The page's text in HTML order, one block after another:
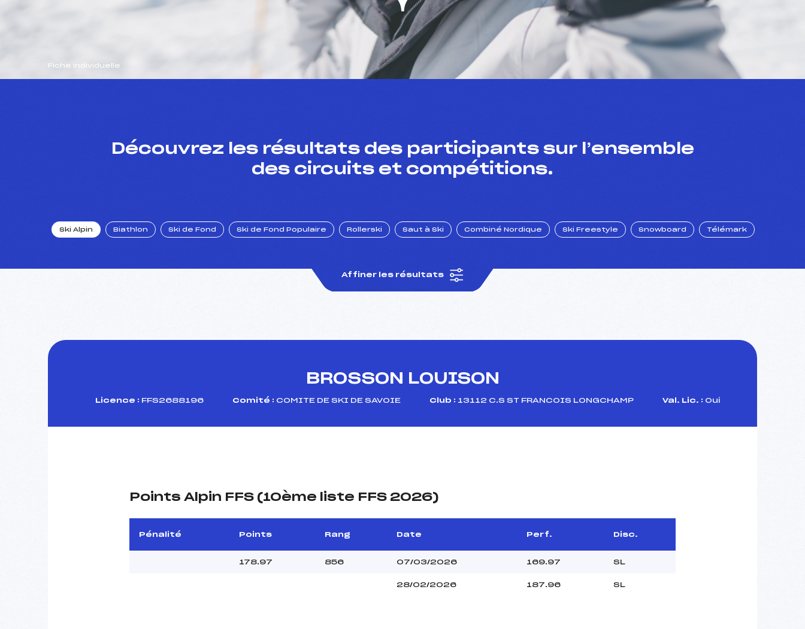
Fiche individuelle
Découvrez les résultats des participants sur l’ensemble
des circuits et compétitions.
Ski Alpin Biathlon Ski de Fond Ski de Fond Populaire Rollerski Saut à Ski Combiné Nordique Ski Freestyle Snowboard Télémark
Affiner les résultats
BROSSON LOUISON
Licence : FFS2688196 Comité : COMITE DE SKI DE SAVOIE Club : 13112 C.S ST FRANCOIS LONGCHAMP Val. Lic. : Oui
Points Alpin FFS (10ème liste FFS 2026)
Pénalité Points Rang Date Perf. Disc.
178.97 856 07/03/2026 169.97 SL
28/02/2026 187.96 SL